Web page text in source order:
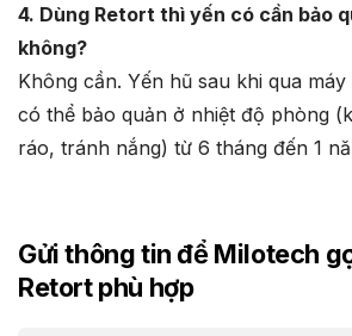
4. Dùng Retort thì yến có cần bảo
không?
Không cần. Yến hũ sau khi qua
có thể bảo quản ở nhiệt độ phòng
ráo, tránh nắng) từ 6 tháng đến 1
Gửi thông tin để Milotech
Retort phù hợp